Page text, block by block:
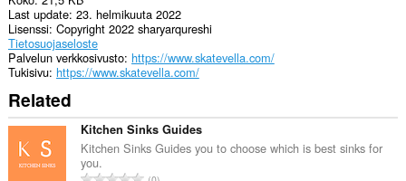
Last update 23. helmikuuta 2022
Lisenssi Copyright 2022 sharyarqureshi
Tietosuojaseloste
Palvelun verkkosivusto https://www.skatevella.com/
Tukisivu https://www.skatevella.com/
Related
Kitchen Sinks Guides
Kitchen Sinks Guides you to choose which is best sinks for
you.